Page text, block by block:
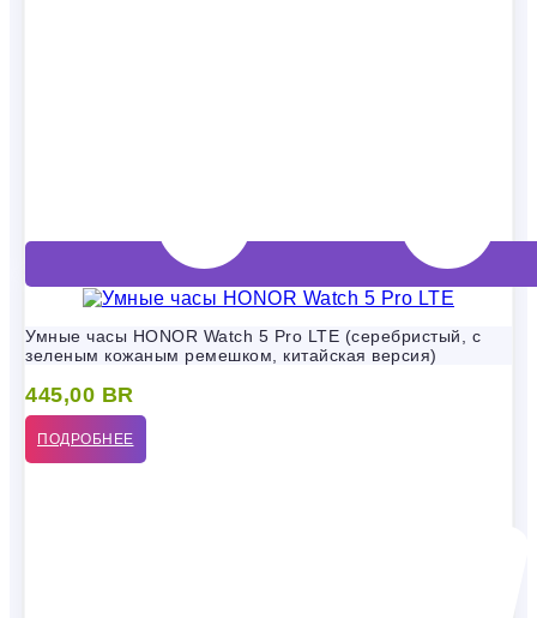
Умные часы HONOR Watch 5 Pro LTE (серебристый, с
зеленым кожаным ремешком, китайская версия)
445,00 BR
ПОДРОБНЕЕ